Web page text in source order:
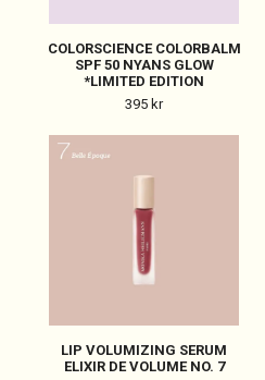
COLORSCIENCE COLORBALM
SPF 50 NYANS GLOW
*LIMITED EDITION
395 kr
LIP VOLUMIZING SERUM
ELIXIR DE VOLUME NO. 7